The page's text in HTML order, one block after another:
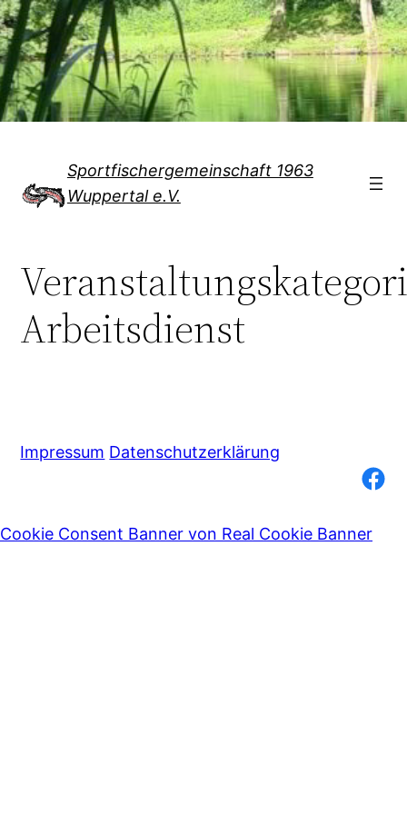
Direkt
zum
Inhalt
wechseln
Sportfischergemeinschaft 1963
Wuppertal e.V.
Arbeitsdienst
Impressum Datenschutzerklärung
Facebook
Cookie Consent Banner von Real Cookie Banner